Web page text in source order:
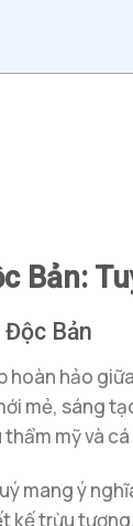
Bản:
Bản
hoàn hảo
mẻ, sáng
mỹ và
mang ý
kế trừu